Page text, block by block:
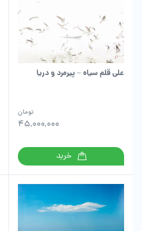
علی قلم سیاه – پیرمرد و دریا
45,000,000
تومان
خرید